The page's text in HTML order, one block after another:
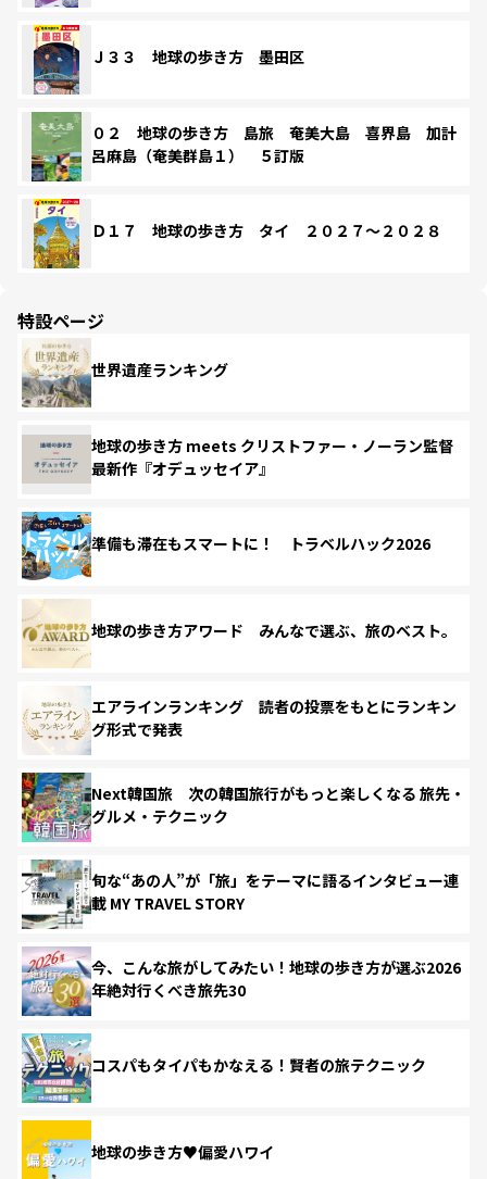
Ｊ３３ 地球の歩き方 墨田区
０２ 地球の歩き方 島旅 奄美大島 喜界島 加計
呂麻島（奄美群島１） ５訂版
Ｄ１７ 地球の歩き方 タイ ２０２７～２０２８
特設ページ
世界遺産ランキング
地球の歩き方 meets クリストファー・ノーラン監督
最新作『オデュッセイア』
準備も滞在もスマートに！ トラベルハック2026
地球の歩き方アワード みんなで選ぶ、旅のベスト。
エアラインランキング 読者の投票をもとにランキン
グ形式で発表
Next韓国旅 次の韓国旅行がもっと楽しくなる 旅先・
グルメ・テクニック
旬な“あの人”が「旅」をテーマに語るインタビュー連
載 MY TRAVEL STORY
今、こんな旅がしてみたい！地球の歩き方が選ぶ2026
年絶対行くべき旅先30
コスパもタイパもかなえる！賢者の旅テクニック
地球の歩き方♥偏愛ハワイ